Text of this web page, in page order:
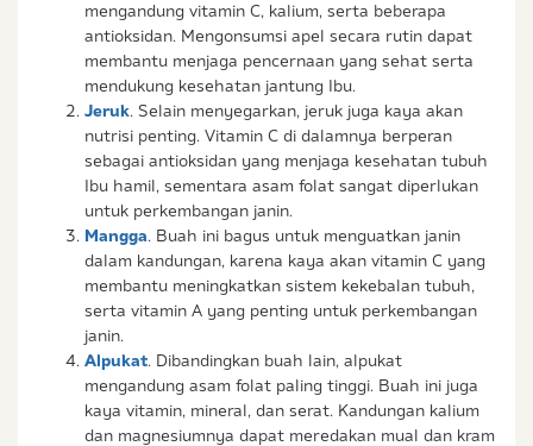
mengandung vitamin C, kalium, serta beberapa
antioksidan. Mengonsumsi apel secara rutin dapat
membantu menjaga pencernaan yang sehat serta
mendukung kesehatan jantung Ibu.
Jeruk. Selain menyegarkan, jeruk juga kaya akan
nutrisi penting. Vitamin C di dalamnya berperan
sebagai antioksidan yang menjaga kesehatan tubuh
Ibu hamil, sementara asam folat sangat diperlukan
untuk perkembangan janin.
Mangga. Buah ini bagus untuk menguatkan janin
dalam kandungan, karena kaya akan vitamin C yang
membantu meningkatkan sistem kekebalan tubuh,
serta vitamin A yang penting untuk perkembangan
janin.
Alpukat. Dibandingkan buah lain, alpukat
mengandung asam folat paling tinggi. Buah ini juga
kaya vitamin, mineral, dan serat. Kandungan kalium
dan magnesiumnya dapat meredakan mual dan kram